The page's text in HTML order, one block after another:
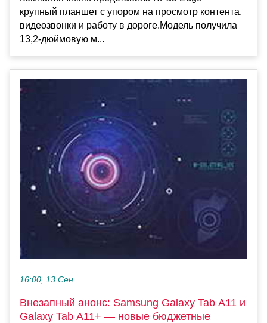
крупный планшет с упором на просмотр контента,
видеозвонки и работу в дороге.Модель получила
13,2-дюймовую м...
16:00, 13 Сен
Внезапный анонс: Samsung Galaxy Tab A11 и
Galaxy Tab A11+ — новые бюджетные